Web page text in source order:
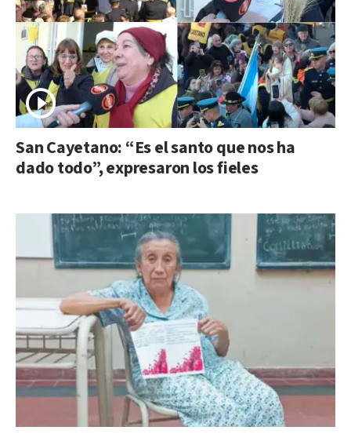
San Cayetano: “Es el santo que nos ha
dado todo”, expresaron los fieles